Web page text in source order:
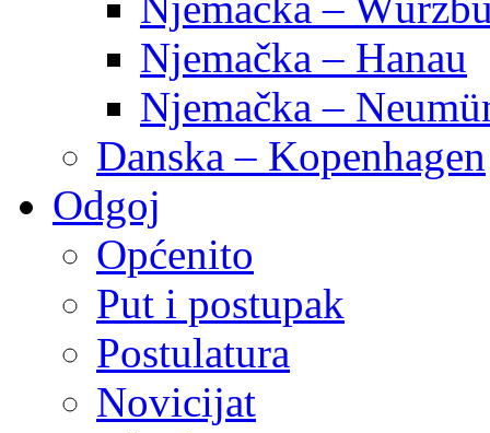
Njemačka – Hanau
Njemačka –
Danska – Kopenhagen
Odgoj
Općenito
Put i postupak
Postulatura
Novicijat